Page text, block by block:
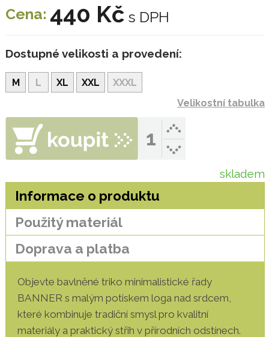
Cena: 440 Kč s DPH
Dostupné velikosti a provedení:
M L XL XXL
XXXL
Velikostní tabulka
skladem
Informace o produktu
Použitý materiál
Doprava a platba
Objevte bavlněné triko minimalistické řady
BANNER s malým potiskem loga nad srdcem,
které kombinuje tradiční smysl pro kvalitní
materiály a praktický střih v přírodních odstínech.